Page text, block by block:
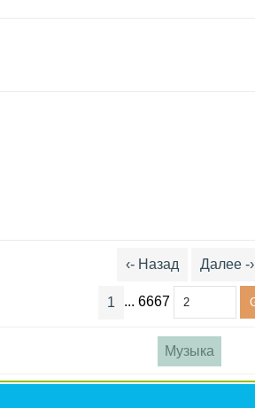
‹- Назад Далее -›
1 ... 6667
Музыка